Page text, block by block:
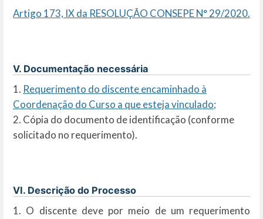
Artigo 173, IX da RESOLUÇÃO CONSEPE N° 29/2020.
V. Documentação necessária
1. Requerimento do discente encaminhado à
Coordenação do Curso a que esteja vinculado;
2. Cópia do documento de identificação (conforme
solicitado no requerimento).
VI. Descrição do Processo
1. O discente deve por meio de um requerimento